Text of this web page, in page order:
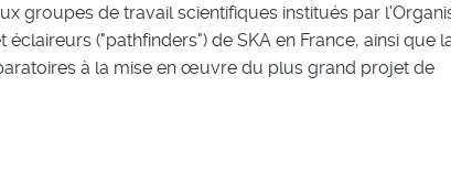
groupes de travail scientifiques institués par
("pathfinders") de SKA en France, ainsi que
à la mise en œuvre du plus grand projet de